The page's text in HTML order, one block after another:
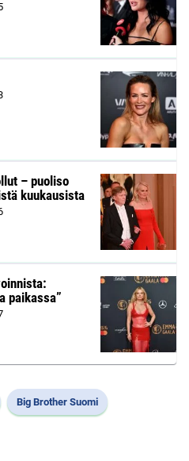
– puoliso
kuukausista
paikassa”
Big Brother Suomi